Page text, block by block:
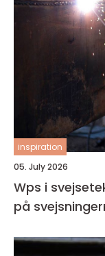
inspiration
05. July 2026
Wps i
på